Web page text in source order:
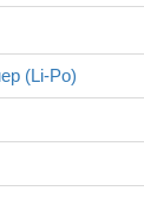
(Li-Po)